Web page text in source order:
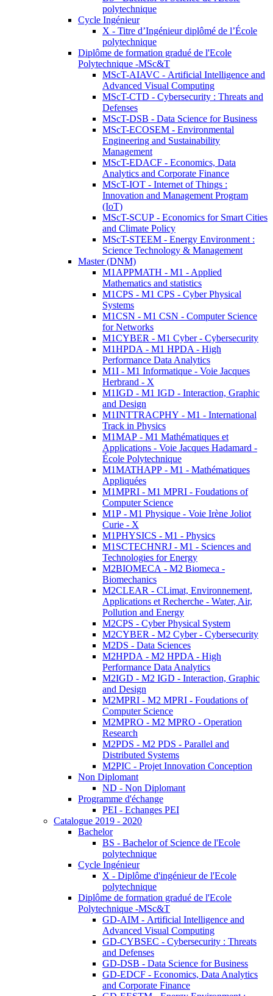
polytechnique
Cycle Ingénieur
X - Titre d’Ingénieur diplômé de l’École
polytechnique
Diplôme de formation gradué de l'Ecole
Polytechnique -MSc&T
MScT-AIAVC - Artificial Intelligence and
Advanced Visual Computing
MScT-CTD - Cybersecurity : Threats and
Defenses
MScT-DSB - Data Science for Business
MScT-ECOSEM - Environmental
Engineering and Sustainability
Management
MScT-EDACF - Economics, Data
Analytics and Corporate Finance
MScT-IOT - Internet of Things :
Innovation and Management Program
(IoT)
MScT-SCUP - Economics for Smart Cities
and Climate Policy
MScT-STEEM - Energy Environment :
Science Technology & Management
Master (DNM)
M1APPMATH - M1 - Applied
Mathematics and statistics
M1CPS - M1 CPS - Cyber Physical
Systems
M1CSN - M1 CSN - Computer Science
for Networks
M1CYBER - M1 Cyber - Cybersecurity
M1HPDA - M1 HPDA - High
Performance Data Analytics
M1I - M1 Informatique - Voie Jacques
Herbrand - X
M1IGD - M1 IGD - Interaction, Graphic
and Design
M1INTTRACPHY - M1 - International
Track in Physics
M1MAP - M1 Mathématiques et
Applications - Voie Jacques Hadamard -
École Polytechnique
M1MATHAPP - M1 - Mathématiques
Appliquées
M1MPRI - M1 MPRI - Foudations of
Computer Science
M1P - M1 Physique - Voie Irène Joliot
Curie - X
M1PHYSICS - M1 - Physics
M1SCTECHNRJ - M1 - Sciences and
Technologies for Energy
M2BIOMECA - M2 Biomeca -
Biomechanics
M2CLEAR - CLimat, Environnement,
Applications et Recherche - Water, Air,
Pollution and Energy
M2CPS - Cyber Physical System
M2CYBER - M2 Cyber - Cybersecurity
M2DS - Data Sciences
M2HPDA - M2 HPDA - High
Performance Data Analytics
M2IGD - M2 IGD - Interaction, Graphic
and Design
M2MPRI - M2 MPRI - Foudations of
Computer Science
M2MPRO - M2 MPRO - Operation
Research
M2PDS - M2 PDS - Parallel and
Distributed Systems
M2PIC - Projet Innovation Conception
Non Diplomant
ND - Non Diplomant
Programme d'échange
PEI - Echanges PEI
Catalogue 2019 - 2020
Bachelor
BS - Bachelor of Science de l'Ecole
polytechnique
Cycle Ingénieur
X - Diplôme d'ingénieur de l'Ecole
polytechnique
Diplôme de formation gradué de l'Ecole
Polytechnique -MSc&T
GD-AIM - Artificial Intelligence and
Advanced Visual Computing
GD-CYBSEC - Cybersecurity : Threats
and Defenses
GD-DSB - Data Science for Business
GD-EDCF - Economics, Data Analytics
and Corporate Finance